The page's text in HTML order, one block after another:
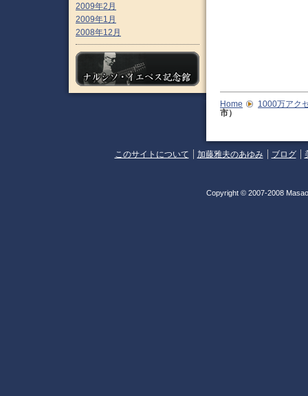
2009年2月
2009年1月
2008年12月
Home
1000万アク
市）
このサイトについて 加藤雅夫のあゆみ ブログ
Copyright © 2007-2008